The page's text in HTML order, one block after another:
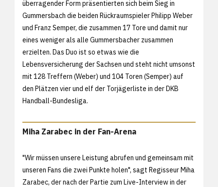
überragender Form präsentierten sich beim Sieg in
Gummersbach die beiden Rückraumspieler Philipp Weber
und Franz Semper, die zusammen 17 Tore und damit nur
eines weniger als alle Gummersbacher zusammen
erzielten. Das Duo ist so etwas wie die
Lebensversicherung der Sachsen und steht nicht umsonst
mit 128 Treffern (Weber) und 104 Toren (Semper) auf
den Plätzen vier und elf der Torjägerliste in der DKB
Handball-Bundesliga.
Miha Zarabec in der Fan-Arena
"Wir müssen unsere Leistung abrufen und gemeinsam mit
unseren Fans die zwei Punkte holen", sagt Regisseur Miha
Zarabec, der nach der Partie zum Live-Interview in der